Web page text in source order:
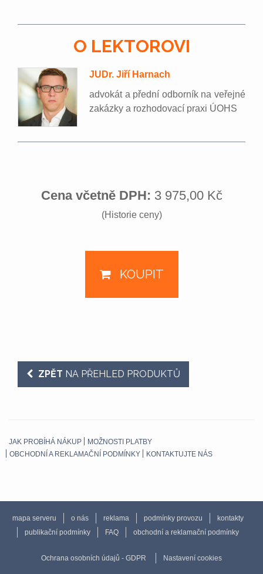
O LEKTOROVI
JUDr. Jiří Harnach
advokát a přední odborník na veřejné
zakázky a rozhodovací praxi ÚOHS
Cena včetně DPH: 3 975,00 Kč
(Historie ceny)
KOUPIT
ZPĚT NA PŘEHLED PRODUKTŮ
JAK PROBÍHÁ NÁKUP
MOŽNOSTI PLATBY
OBCHODNÍ A REKLAMAČNÍ PODMÍNKY
KONTAKTUJTE NÁS
mapa serveru o nás reklama podmínky provozu
kontakty
publikační podmínky
FAQ obchodní a reklamační podmínky
Ochrana osobních údajů - GDPR Nastavení cookies